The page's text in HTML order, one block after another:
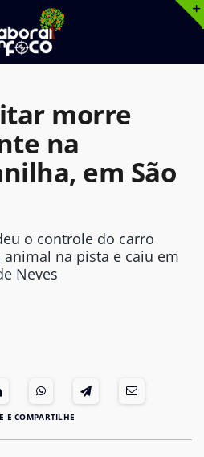
morre
na
em São
o controle do carro
na pista e caiu em
Neves